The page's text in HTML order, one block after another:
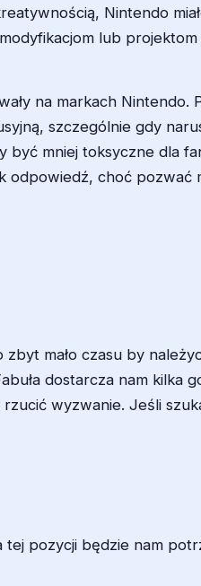
Nintendo
lub
na markach Nintendo.
szczególnie gdy
być mniej toksyczne dla
odpowiedź, choć pozwać
mało czasu by
dostarcza nam kilka
wyzwanie. Jeśli
pozycji będzie nam